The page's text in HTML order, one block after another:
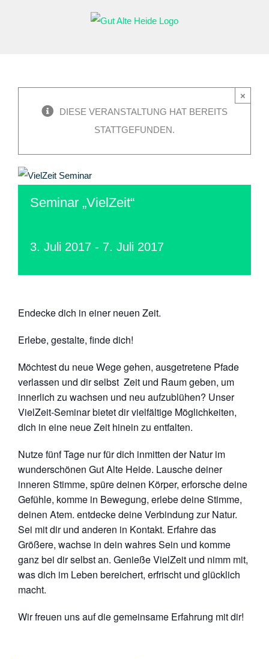
×
DIESE VERANSTALTUNG HAT BEREITS
STATTGEFUNDEN.
Seminar „VielZeit“
3. Juli 2017 - 7. Juli 2017
Endecke dich in einer neuen Zeit.
Erlebe, gestalte, finde dich!
Möchtest du neue Wege gehen, ausgetretene Pfade
verlassen und dir selbst Zeit und Raum geben, um
innerlich zu wachsen und neu aufzublühen? Unser
VielZeit-Seminar bietet dir vielfältige Möglichkeiten,
dich in eine neue Zeit hinein zu entfalten.
Nutze fünf Tage nur für dich inmitten der Natur im
wunderschönen Gut Alte Heide. Lausche deiner
inneren Stimme, spüre deinen Körper, erforsche deine
Gefühle, komme in Bewegung, erlebe deine Stimme,
deinen Atem. entdecke deine Verbindung zur Natur.
Sei mit dir und anderen in Kontakt. Erfahre das
Größere, wachse in dein wahres Sein und komme
ganz bei dir selbst an. Genieße VielZeit und nimm mit,
was dich im Leben bereichert, erfrischt und glücklich
macht.
Wir freuen uns auf die gemeinsame Erfahrung mit dir!